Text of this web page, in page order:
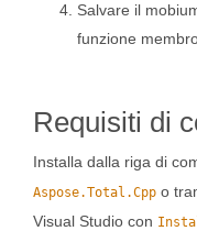
Salvare il
funzione
Requisiti di
Installa dalla riga di
Aspose.Total.Cpp o
Visual Studio con